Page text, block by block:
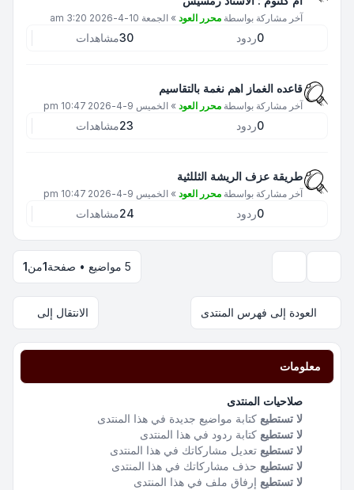
آخر مشاركة بواسطة محرر العود » الجمعة 10-4-2026 3:20 am
0ردود 30مشاهدات
قاعده الغماز اهم نغمة بالتقاسيم
آخر مشاركة بواسطة محرر العود » الخميس 9-4-2026 10:47 pm
0ردود 23مشاهدات
طريقة عزف الريشة الثللثية
آخر مشاركة بواسطة محرر العود » الخميس 9-4-2026 10:47 pm
0ردود 24مشاهدات
5 مواضيع • صفحة 1من1
العودة إلى فهرس المنتدى الانتقال إلى
معلومات
صلاحيات المنتدى
لا تستطيع كتابة مواضيع جديدة في هذا المنتدى
لا تستطيع كتابة ردود في هذا المنتدى
لا تستطيع تعديل مشاركاتك في هذا المنتدى
لا تستطيع حذف مشاركاتك في هذا المنتدى
لا تستطيع إرفاق ملف في هذا المنتدى